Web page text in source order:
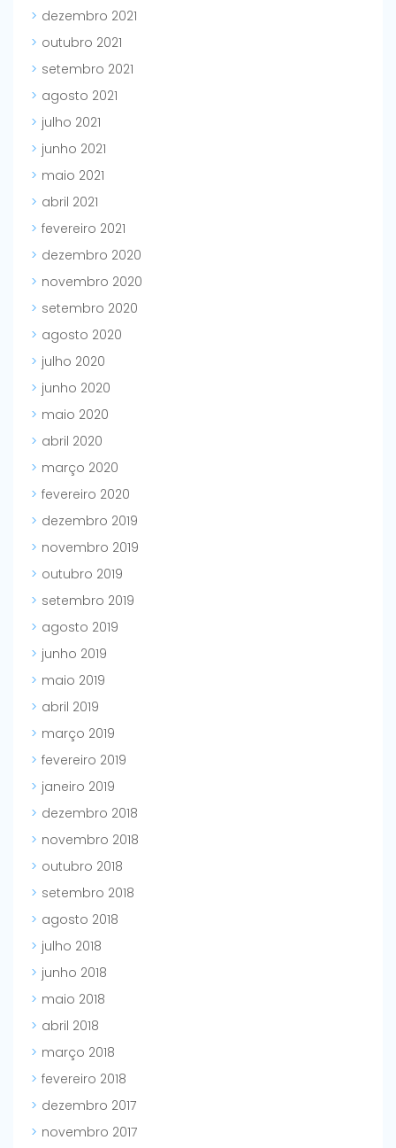
dezembro 2021
outubro 2021
setembro 2021
agosto 2021
julho 2021
junho 2021
maio 2021
abril 2021
fevereiro 2021
dezembro 2020
novembro 2020
setembro 2020
agosto 2020
julho 2020
junho 2020
maio 2020
abril 2020
março 2020
fevereiro 2020
dezembro 2019
novembro 2019
outubro 2019
setembro 2019
agosto 2019
junho 2019
maio 2019
abril 2019
março 2019
fevereiro 2019
janeiro 2019
dezembro 2018
novembro 2018
outubro 2018
setembro 2018
agosto 2018
julho 2018
junho 2018
maio 2018
abril 2018
março 2018
fevereiro 2018
dezembro 2017
novembro 2017